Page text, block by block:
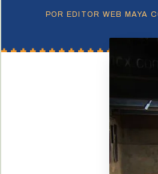
POR EDITOR WEB MAYA